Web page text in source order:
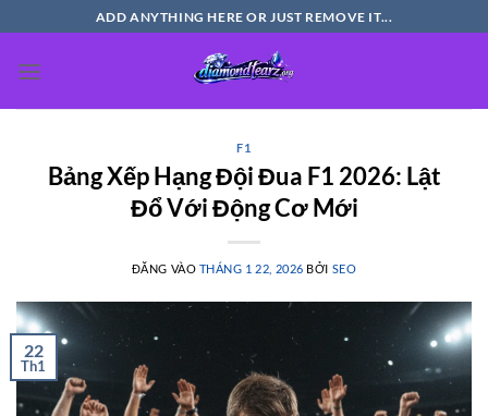
nội
ADD ANYTHING HERE OR JUST REMOVE IT...
F1
Bảng Xếp Hạng Đội Đua F1 2026: Lật
Đổ Với Động Cơ Mới
ĐĂNG VÀO THÁNG 1 22, 2026 BỞI SEO
22
Th1